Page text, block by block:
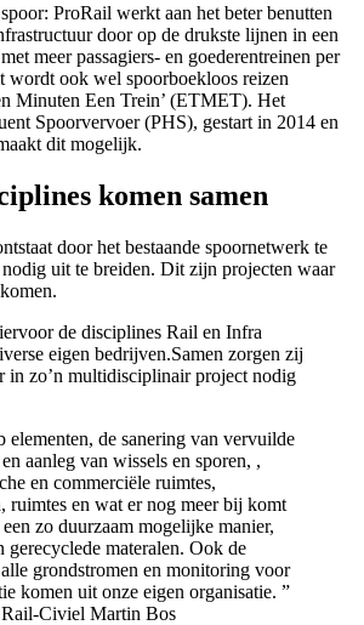
ProRail werkt aan het beter benutten
door op de drukste lijnen in een
meer passagiers- en goederentreinen per
wordt ook wel spoorboekloos reizen
Minuten Een Trein’ (ETMET). Het
Spoorvervoer (PHS), gestart in 2014 en
dit mogelijk.
komen samen
door het bestaande spoornetwerk te
uit te breiden. Dit zijn projecten waar
de disciplines Rail en Infra
eigen bedrijven.Samen zorgen zij
in zo’n multidisciplinair project nodig
elementen, de sanering van vervuilde
aanleg van wissels en sporen, ,
en commerciële ruimtes,
ruimtes en wat er nog meer bij komt
zo duurzaam mogelijke manier,
gerecyclede materalen. Ook de
grondstromen en monitoring voor
komen uit onze eigen organisatie. ”
Civiel Martin Bos